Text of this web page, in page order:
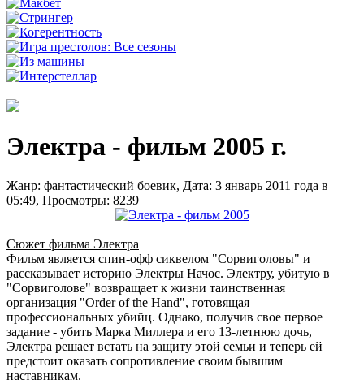
Электра - фильм 2005 г.
Жанр: фантастический боевик, Дата: 3 январь 2011 года в
05:49, Просмотры: 8239
Сюжет фильма Электра
Фильм является спин-офф сиквелом "Сорвиголовы" и
рассказывает историю Электры Начос. Электру, убитую в
"Сорвиголове" возвращает к жизни таинственная
организация "Order of the Hand", готовящая
профессиональных убийц. Однако, получив свое первое
задание - убить Марка Миллера и его 13-летнюю дочь,
Электра решает встать на защиту этой семьи и теперь ей
предстоит оказать сопротивление своим бывшим
наставникам.